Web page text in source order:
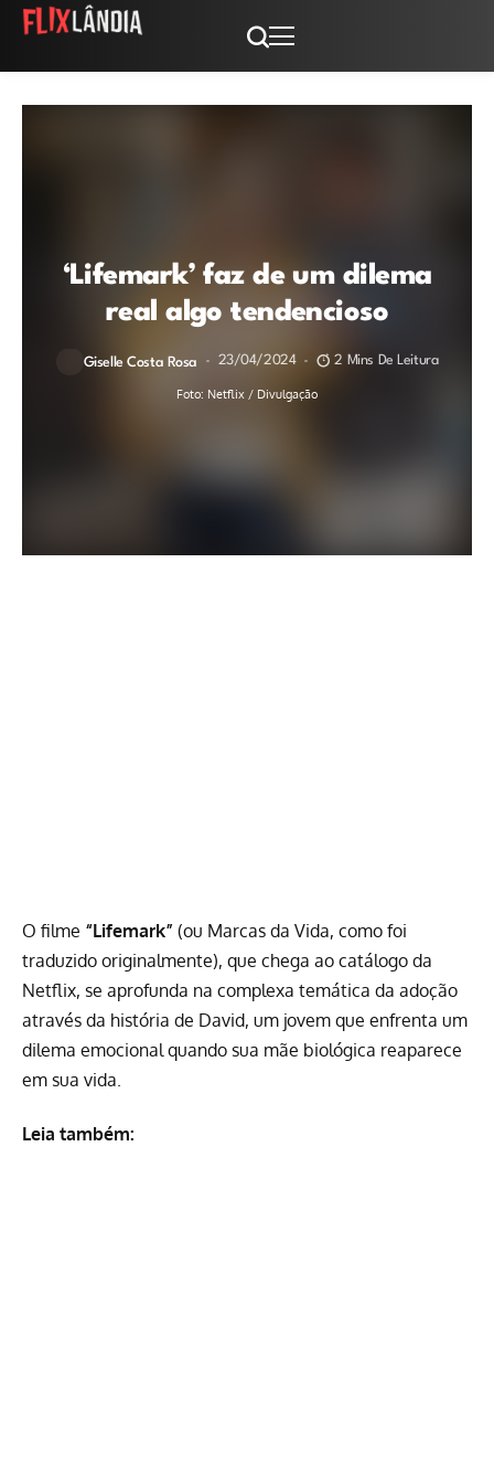
‘Lifemark’ faz de um dilema
real algo tendencioso
Giselle Costa Rosa 23/04/2024 2 Mins De Leitura
Foto: Netflix / Divulgação
O filme “Lifemark” (ou Marcas da Vida, como foi
traduzido originalmente), que chega ao catálogo da
Netflix, se aprofunda na complexa temática da adoção
através da história de David, um jovem que enfrenta um
dilema emocional quando sua mãe biológica reaparece
em sua vida.
Leia também: